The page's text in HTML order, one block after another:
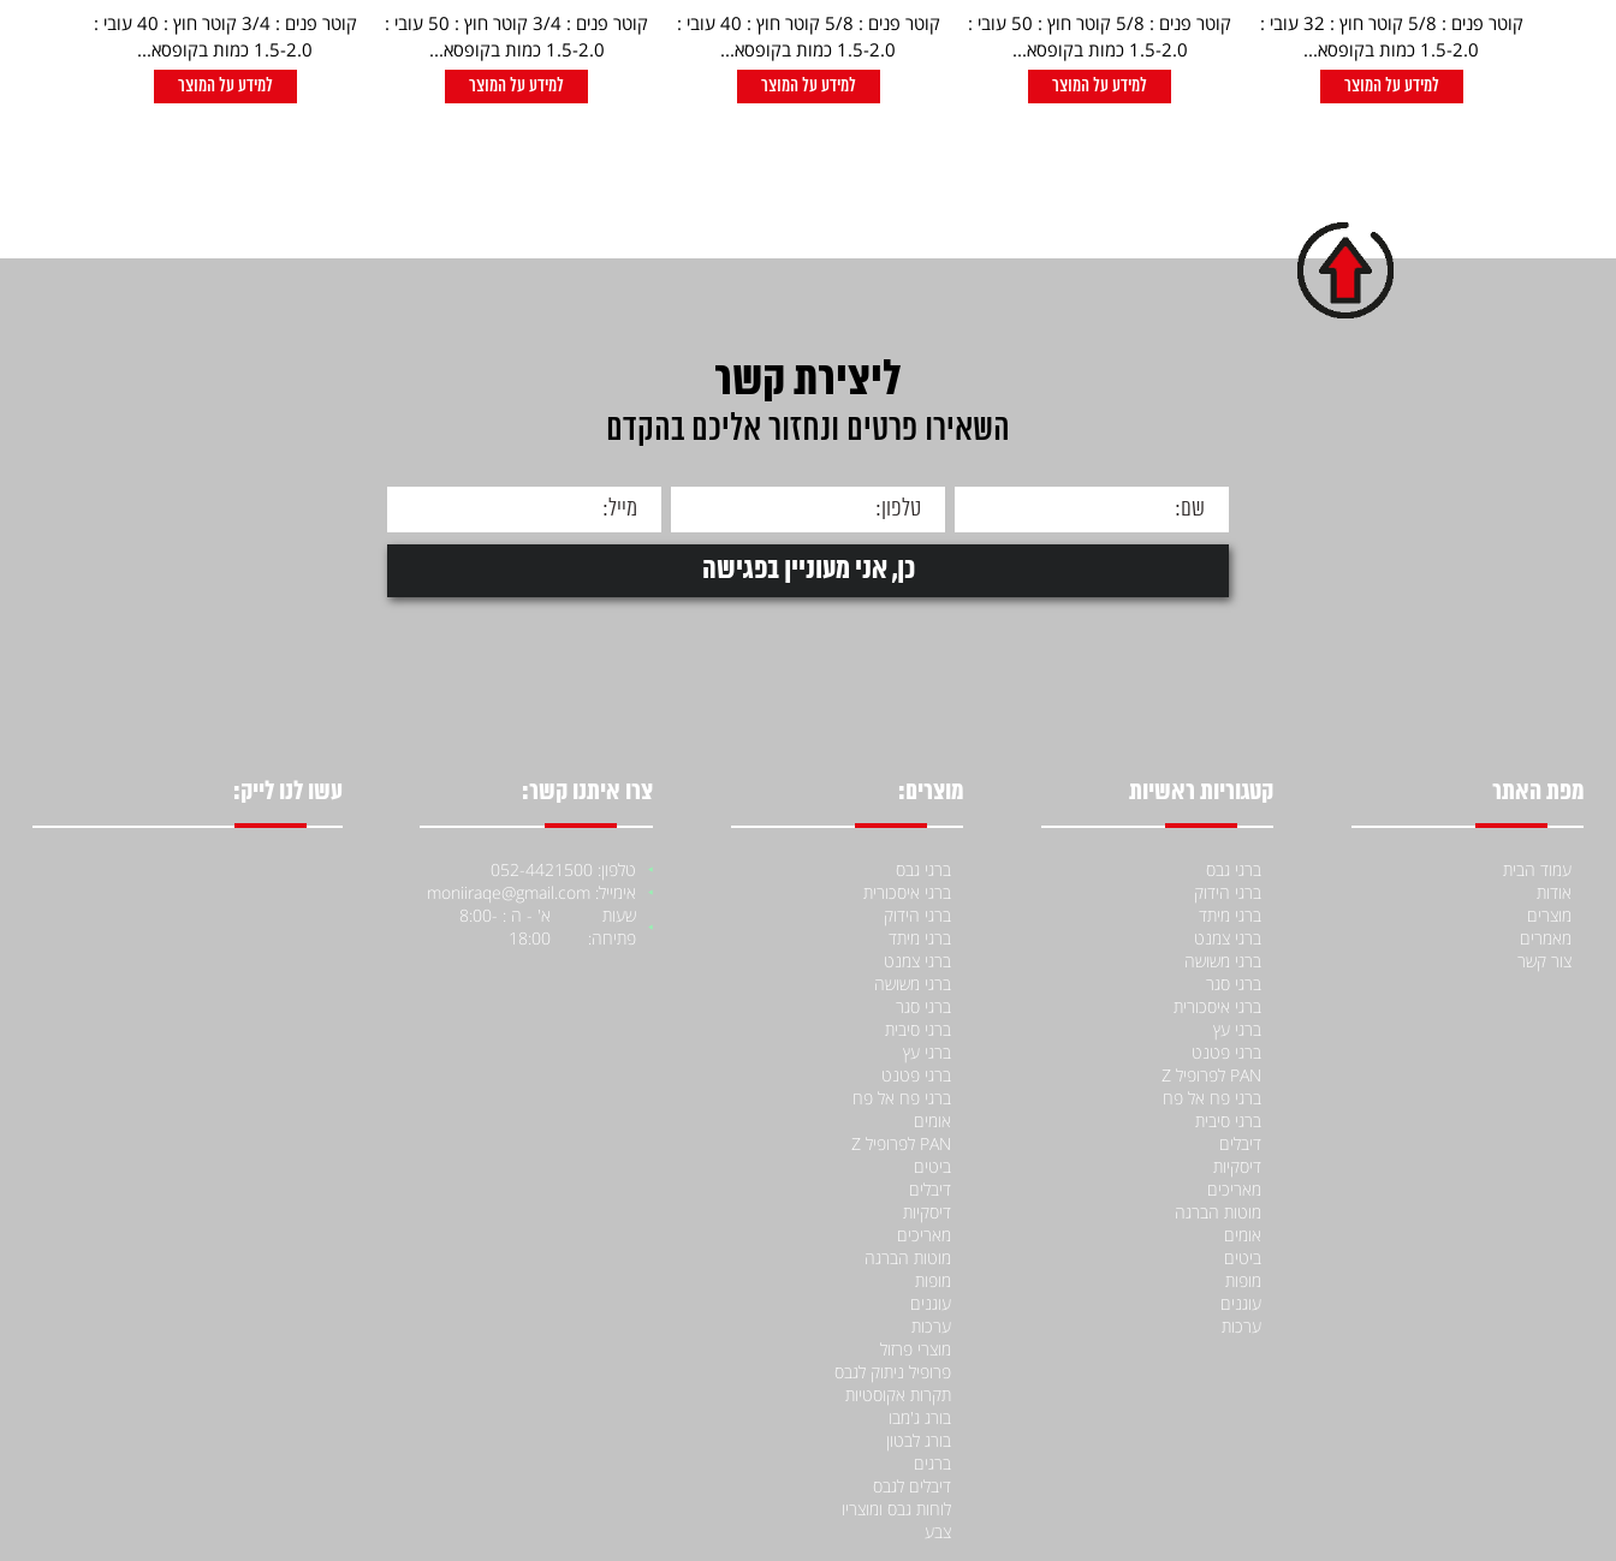
קוטר פנים : 5/8 קוטר חוץ : 32 עובי :
1.5-2.0 כמות בקופסא...
למידע על המוצר
קוטר פנים : 5/8 קוטר חוץ : 50 עובי :
1.5-2.0 כמות בקופסא...
למידע על המוצר
קוטר פנים : 5/8 קוטר חוץ : 40 עובי :
1.5-2.0 כמות בקופסא...
למידע על המוצר
קוטר פנים : 3/4 קוטר חוץ : 50 עובי :
1.5-2.0 כמות בקופסא...
למידע על המוצר
קוטר פנים : 3/4 קוטר חוץ : 40 עובי :
1.5-2.0 כמות בקופסא...
למידע על המוצר
ליצירת קשר
השאירו פרטים ונחזור אליכם בהקדם
מפת האתר
עמוד הבית
אודות
מוצרים
מאמרים
צור קשר
קטגוריות ראשיות
ברגי גבס
ברגי הידוק
ברגי מיתד
ברגי צמנט
ברגי משושה
ברגי סגר
ברגי איסכורית
ברגי עץ
ברגי פטנט
PAN לפרופיל Z
ברגי פח אל פח
ברגי סיבית
דיבלים
דיסקיות
מאריכים
מוטות הברגה
אומים
ביטים
מופות
עוגנים
ערכות
מוצרים:
ברגי גבס
ברגי איסכורית
ברגי הידוק
ברגי מיתד
ברגי צמנט
ברגי משושה
ברגי סגר
ברגי סיבית
ברגי עץ
ברגי פטנט
ברגי פח אל פח
אומים
PAN לפרופיל Z
ביטים
דיבלים
דיסקיות
מאריכים
מוטות הברגה
מופות
עוגנים
ערכות
מוצרי פרזול
פרופיל ניתוק לגבס
תקרות אקוסטיות
בורג ג'מבו
בורג לבטון
ברגים
דיבלים לגבס
לוחות גבס ומוצריו
צבע
צרו איתנו קשר:
טלפון: 052-4421500
אימייל: moniiraqe@gmail.com
שעות
פתיחה:
א' - ה : 8:00-
18:00
עשו לנו לייק: